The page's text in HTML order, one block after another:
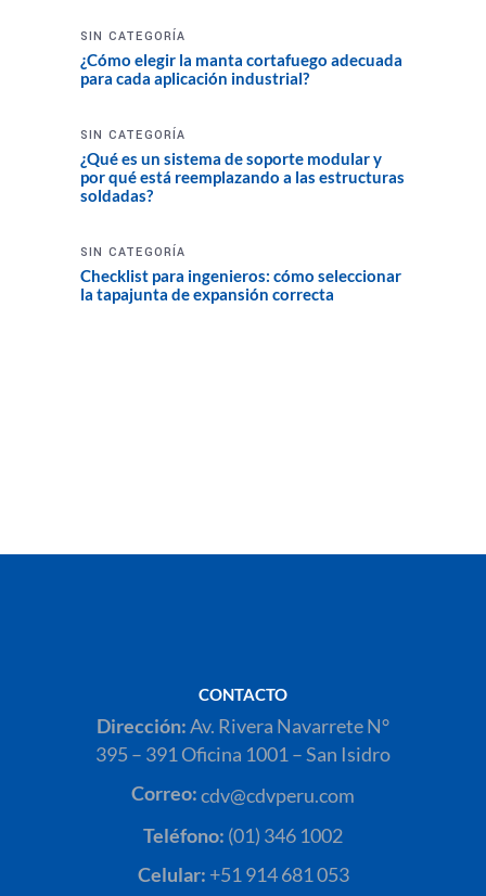
SIN CATEGORÍA
¿Cómo elegir la manta cortafuego adecuada
para cada aplicación industrial?
SIN CATEGORÍA
¿Qué es un sistema de soporte modular y
por qué está reemplazando a las estructuras
soldadas?
SIN CATEGORÍA
Checklist para ingenieros: cómo seleccionar
la tapajunta de expansión correcta
CONTACTO
Dirección:Av. Rivera Navarrete N°
395 – 391 Oficina 1001 – San Isidro
Correo:cdv@cdvperu.com
Teléfono: (01) 346 1002
Celular: +51 914 681 053